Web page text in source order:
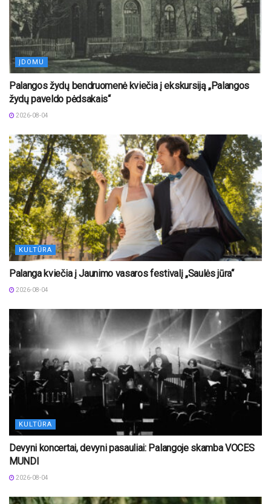
ĮDOMU
Palangos žydų bendruomenė kviečia į ekskursiją „Palangos
žydų paveldo pėdsakais“
2026-08-04
KULTŪRA
Palanga kviečia į Jaunimo vasaros festivalį „Saulės jūra“
2026-08-04
KULTŪRA
Devyni koncertai, devyni pasauliai: Palangoje skamba VOCES
MUNDI
2026-08-04